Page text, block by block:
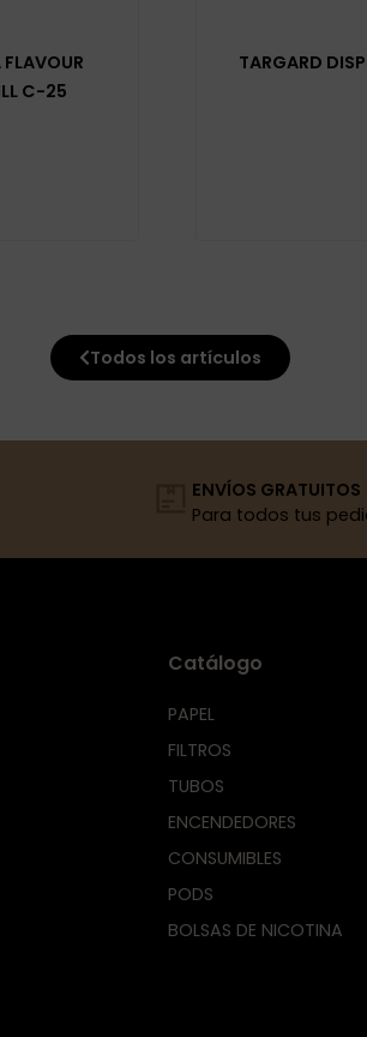
C-25
TARGARD
Todos los artículos
ENVÍOS GRATUITOS
Para todos tus
Catálogo
PAPEL
FILTROS
TUBOS
ENCENDEDORES
CONSUMIBLES
PODS
BOLSAS DE NICOTINA